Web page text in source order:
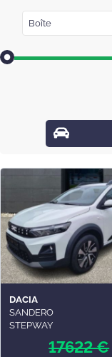
Boîte
DACIA
SANDERO
STEPWAY
17622 €